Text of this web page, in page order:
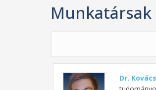
Munkatársak
Dr.